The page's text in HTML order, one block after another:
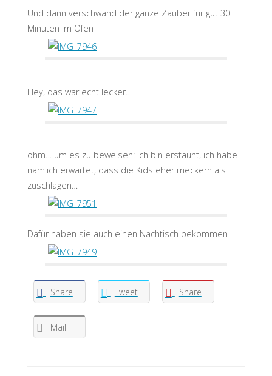
Und dann verschwand der ganze Zauber für gut 30
Minuten im Ofen
Hey, das war echt lecker…
öhm… um es zu beweisen: ich bin erstaunt, ich habe
nämlich erwartet, dass die Kids eher meckern als
zuschlagen…
Dafür haben sie auch einen Nachtisch bekommen
Share Tweet Share
Mail